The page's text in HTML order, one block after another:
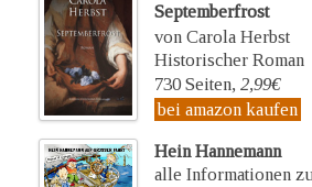
Septemberfrost
von Carola Herbst
Historischer Roman
730 Seiten, 2,99€
bei amazon kaufen
Hein Hannemann
alle Informationen